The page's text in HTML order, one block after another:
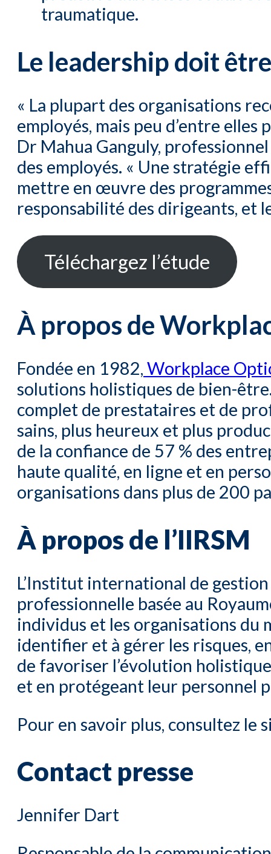
traumatique.
Le leadership doit
« La plupart des organisations
employés, mais peu d’entre
Dr Mahua Ganguly,
des employés. « Une stratégie
mettre en œuvre des
responsabilité des dirigeants, et
Téléchargez l’étude
À propos de
Fondée en 1982, Workplace
solutions holistiques de bien-
complet de prestataires et de
sains, plus heureux et plus
de la confiance de 57 % des
haute qualité, en ligne et en
organisations dans plus de 200
À propos de l’IIRSM
L’Institut international de
professionnelle basée au
individus et les organisations du
identifier et à gérer les risques,
de favoriser l’évolution
et en protégeant leur personnel
Pour en savoir plus, consultez le
Contact presse
Jennifer Dart